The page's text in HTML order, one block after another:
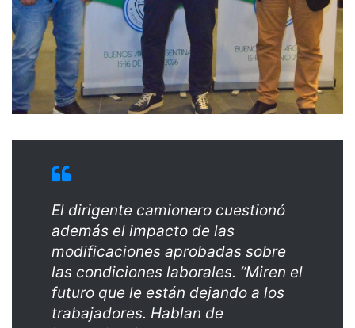
El dirigente camionero cuestionó
además el impacto de las
modificaciones aprobadas sobre
las condiciones laborales. “Miren el
futuro que le están dejando a los
trabajadores. Hablan de